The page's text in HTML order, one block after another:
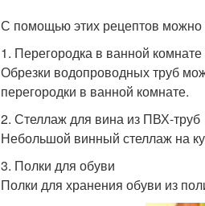
С помощью этих рецептов можно
1. Перегородка в ванной комнате
Обрезки водопроводных труб
перегородки в ванной комнате.
2. Стеллаж для вина из ПВХ-труб
Небольшой винный стеллаж на
3. Полки для обуви
Полки для хранения обуви из